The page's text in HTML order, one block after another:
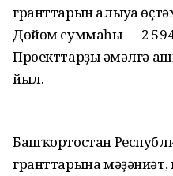
гранттарын алыуға
Дөйөм суммаһы — 2
Проекттарҙы ғәмәлгә
йыл.
Башҡортостан
гранттарына мәҙәниәт,